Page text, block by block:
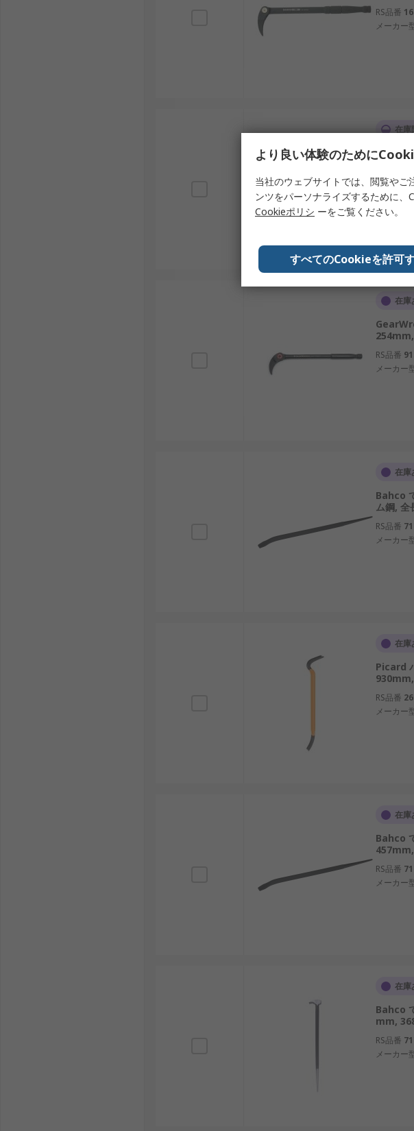
RS品番
メーカー
在庫
Bahco
mm,
RS品番
メーカー
在庫
RS品番
メーカー
在庫
Bahco
ム鋼,
RS品番
メーカー
在庫
Picard
RS品番
メーカー
在庫
Bahco
RS品番
メーカー
在庫
Bahco
mm,
RS品番
メーカー
より良い体験のために
当社のウェブサイトでは、閲覧や
ンツをパーソナライズするために、
Cookieポリシ ーをご覧ください。
すべてのCookieを許可